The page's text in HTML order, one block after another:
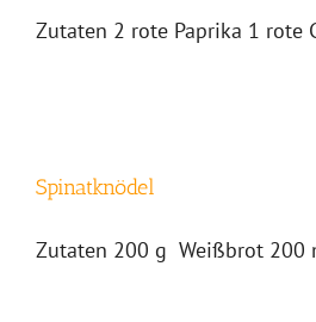
Zutaten 2 rote Paprika 1 rote
Spinatknödel
Zutaten 200 g Weißbrot 200